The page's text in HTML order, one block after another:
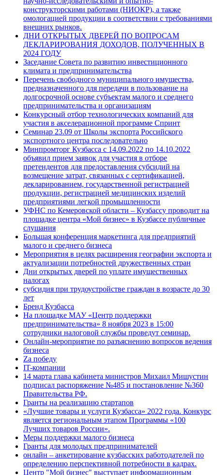
конструкторскими работами (НИОКР), а также
омологацией продукции в соответствии с требованиями
внешних рынков.
ДНИ ОТКРЫТЫХ ДВЕРЕЙ ПО ВОПРОСАМ
ДЕКЛАРИРОВАНИЯ ДОХОДОВ, ПОЛУЧЕННЫХ В
2024 ГОДУ
Заседание Совета по развитию инвестиционного
климата и предпринимательства
Перечень свободного муниципального имущества,
предназначенного для передачи в пользование на
долгосрочной основе субъектам малого и среднего
предпринимательства и организациям
Конкурсный отбор технологических компаний для
участия в акселерационной программе Спринт
Семинар 23.09 от Школы экспорта Российского
экспортного центра последовательно
Минпромторг Кузбасса с 14.09.2022 по 14.10.2022
объявил прием заявок для участия в отборе
претендентов для предоставления субсидий на
возмещение затрат, связанных с сертификацией,
декларированием, государственной регистрацией
продукции, регистрацией медицинских изделий
предприятиями легкой промышленности
УФНС по Кемеровской области – Кузбассу проводит на
площадке центра «Мой бизнес» в Кузбассе публичные
слушания
Большая конференция маркетинга для предприятий
малого и среднего бизнеса
Мероприятия в целях расширения географии экспорта и
актуализации потребностей дружественных стран
Дни открытых дверей по уплате имущественных
налогах
субсидия при трудоустройстве граждан в возрасте до 30
лет
Бренд Кузбасса
На площадке МАУ «Центр поддержки
предпринимательства» 8 ноября 2023 в 15:00
сотрудники налоговой службы проведут семинар.
Онлайн-мероприятие по разъяснению вопросов ведения
бизнеса
Za победу
IT-компании
14 марта глава кабинета министров Михаил Мишустин
подписал распоряжение №485 и постановление №360
Правительства РФ.
Гранты на реализацию стартапов
«Лучшие товары и услуги Кузбасса» 2022 года. Конкурс
является региональным этапом Программы «100
Лучших товаров России».
Меры поддержки малого бизнеса
Гранты для молодых предпринимателей
онлайн – анкетирование кузбасских работодателей по
определению перспективной потребности в кадрах.
Центр "Мой бизнес" выступает информационным